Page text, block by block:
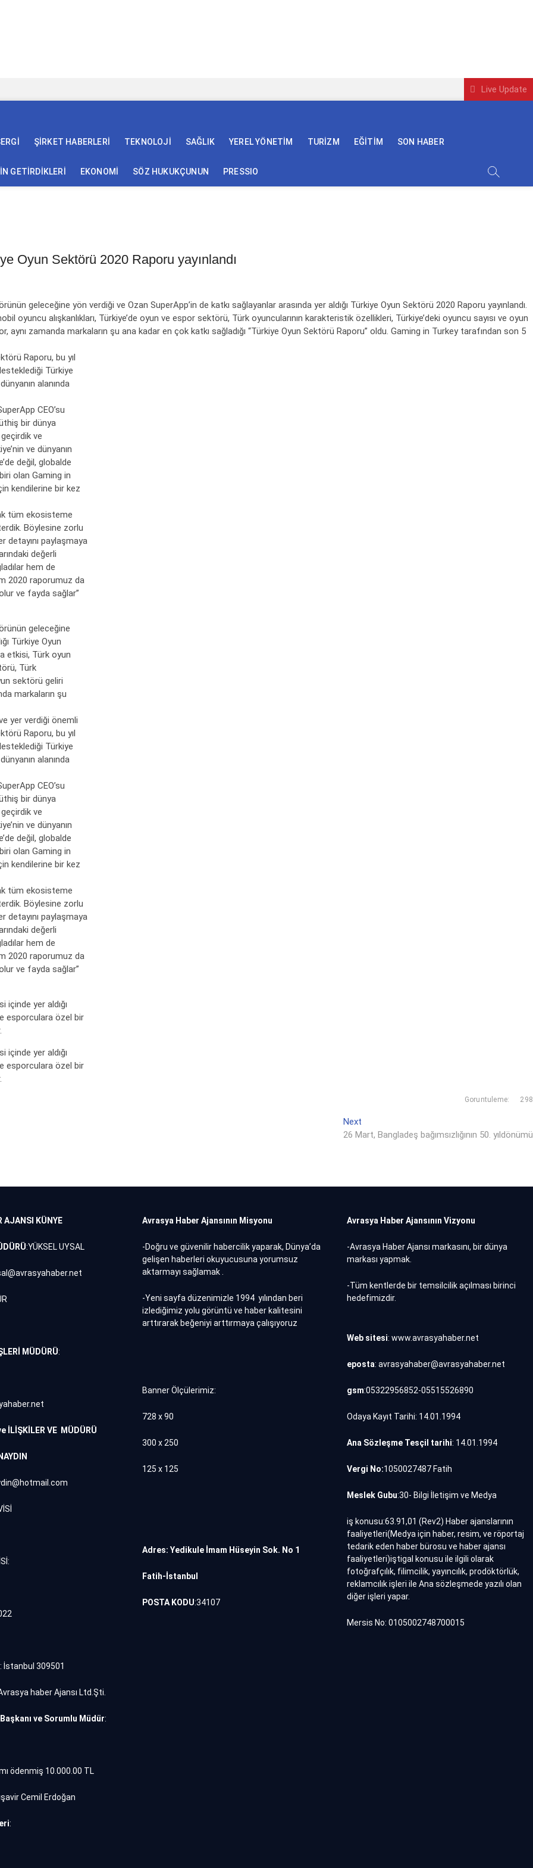
Live Update
ŞİRKET HABERLERİ TEKNOLOJİ SAĞLIK YEREL YÖNETİM TURİZM EĞİTİM SON HABER
GETİRDİKLERİ EKONOMİ SÖZ HUKUKÇUNUN PRESSIO
Oyun Sektörü 2020 Raporu yayınlandı
geleceğine yön verdiği ve Ozan SuperApp’in de katkı sağlayanlar arasında yer aldığı Türkiye Oyun Sektörü 2020 Raporu yayınlandı.
oyuncu alışkanlıkları, Türkiye’de oyun ve espor sektörü, Türk oyuncularının karakteristik özellikleri, Türkiye’deki oyuncu sayısı ve oyun
aynı zamanda markaların şu ana kadar en çok katkı sağladığı “Türkiye Oyun Sektörü Raporu” oldu. Gaming in Turkey tarafından son 5
Raporu, bu yıl
Türkiye
alanında
CEO’su
bir dünya
geçirdik ve
ve dünyanın
değil, globalde
olan Gaming in
kendilerine bir kez
tüm ekosisteme
Böylesine zorlu
detayını paylaşmaya
değerli
hem de
2020 raporumuz da
ve fayda sağlar”
geleceğine
Türkiye Oyun
etkisi, Türk oyun
Türk
sektörü geliri
markaların şu
yer verdiği önemli
Raporu, bu yıl
Türkiye
alanında
CEO’su
bir dünya
geçirdik ve
ve dünyanın
değil, globalde
olan Gaming in
kendilerine bir kez
tüm ekosisteme
Böylesine zorlu
detayını paylaşmaya
değerli
hem de
2020 raporumuz da
ve fayda sağlar”
içinde yer aldığı
esporculara özel bir
içinde yer aldığı
esporculara özel bir
Goruntuleme: 298
Next
e
o
:
26 Mart, Bangladeş bağımsızlığının 50. yıldönümü
AJANSI KÜNYE
:YÜKSEL UYSAL
MÜDÜRÜ:
İLİŞKİLER VE MÜDÜRÜ
: İstanbul 309501
haber Ajansı Ltd.Şti.
ve Sorumlu Müdür:
ödenmiş 10.000.00 TL
Cemil Erdoğan
:
Avrasya Haber Ajansının Misyonu
-Doğru ve güvenilir habercilik yaparak, Dünya’da
gelişen haberleri okuyucusuna yorumsuz
aktarmayı sağlamak .
-Yeni sayfa düzenimizle 1994 yılından beri
izlediğimiz yolu görüntü ve haber kalitesini
arttırarak beğeniyi arttırmaya çalışıyoruz
Banner Ölçülerimiz:
728 x 90
300 x 250
125 x 125
Adres: Yedikule İmam Hüseyin Sok. No 1
Fatih-İstanbul
POSTA KODU:34107
Avrasya Haber Ajansının Vizyonu
-Avrasya Haber Ajansı markasını, bir dünya
markası yapmak.
-Tüm kentlerde bir temsilcilik açılması birinci
hedefimizdir.
Web sitesi: www.avrasyahaber.net
eposta: avrasyahaber@avrasyahaber.net
gsm:05322956852-05515526890
Odaya Kayıt Tarihi: 14.01.1994
Ana Sözleşme Tesçil tarihi: 14.01.1994
Vergi No:1050027487 Fatih
Meslek Gubu:30- Bilgi İletişim ve Medya
iş konusu:63.91,01 (Rev2) Haber ajanslarının
faaliyetleri(Medya için haber, resim, ve röportaj
tedarik eden haber bürosu ve haber ajansı
faaliyetleri)iştigal konusu ile ilgili olarak
fotoğrafçılık, filimcilik, yayıncılık, prodöktörlük,
reklamcılık işleri ile Ana sözleşmede yazılı olan
diğer işleri yapar.
Mersis No: 0105002748700015